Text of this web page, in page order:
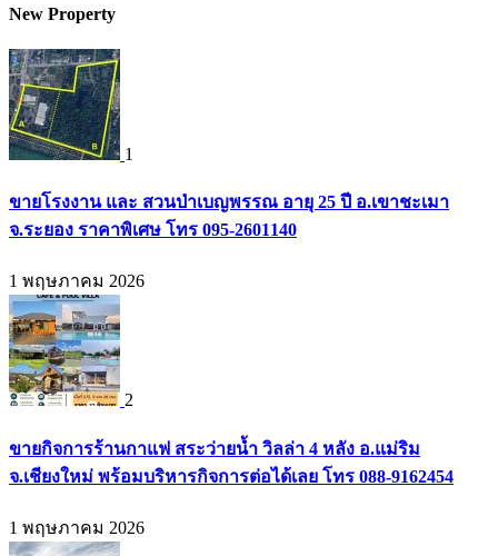
New Property
1
ขายโรงงาน และ สวนป่าเบญพรรณ อายุ 25 ปี อ.เขาชะเมา
จ.ระยอง ราคาพิเศษ โทร 095-2601140
1 พฤษภาคม 2026
2
ขายกิจการร้านกาแฟ สระว่ายน้ำ วิลล่า 4 หลัง อ.แม่ริม
จ.เชียงใหม่ พร้อมบริหารกิจการต่อได้เลย โทร 088-9162454
1 พฤษภาคม 2026